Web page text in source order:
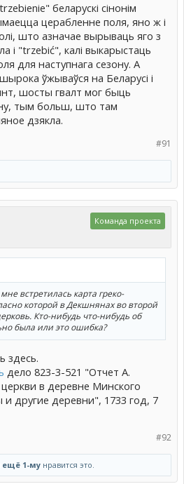
каб хтосьці такім займаўся. Калі луг
- уся паростка дрэваў адразу
маленькага дубчыку, а калі на
гэта ў момант выядаецца і
беларускі сінонім
церабленне поля, яно ж і
што азначае вырываць яго з
і "trzebić", калі выкарыстаць
для наступнага сезону. А
ўжываўся на Беларусі і
шосты гвалт мог быць
тым больш, што там
дзякла.
#91
Команда проекта
встретилась карта греко-
которой в Декшнянах во второй
Кто-нибудь что-нибудь об
была или это ошибка?
здесь.
дело 823-3-521 "Отчет А.
в деревне Минского
другие деревни", 1733 год, 7
#92
ещё 1-му нравится это.